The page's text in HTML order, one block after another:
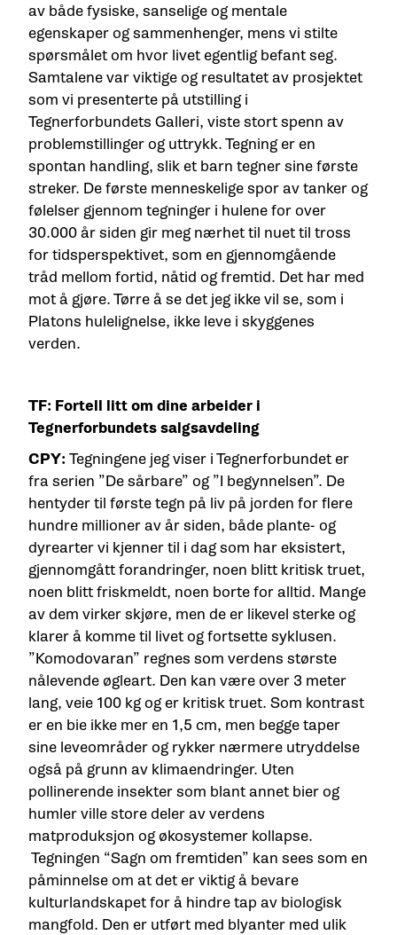
av både fysiske, sanselige og mentale
egenskaper og sammenhenger, mens vi stilte
spørsmålet om hvor livet egentlig befant seg.
Samtalene var viktige og resultatet av prosjektet
som vi presenterte på utstilling i
Tegnerforbundets Galleri, viste stort spenn av
problemstillinger og uttrykk. Tegning er en
spontan handling, slik et barn tegner sine første
streker. De første menneskelige spor av tanker og
følelser gjennom tegninger i hulene for over
30.000 år siden gir meg nærhet til nuet til tross
for tidsperspektivet, som en gjennomgående
tråd mellom fortid, nåtid og fremtid. Det har med
mot å gjøre. Tørre å se det jeg ikke vil se, som i
Platons hulelignelse, ikke leve i skyggenes
verden.
TF: Fortell litt om dine arbeider i
Tegnerforbundets salgsavdeling
CPY:Tegningene jeg viser i Tegnerforbundet er
fra serien ”De sårbare” og ”I begynnelsen”. De
hentyder til første tegn på liv på jorden for flere
hundre millioner av år siden, både plante- og
dyrearter vi kjenner til i dag som har eksistert,
gjennomgått forandringer, noen blitt kritisk truet,
noen blitt friskmeldt, noen borte for alltid. Mange
av dem virker skjøre, men de er likevel sterke og
klarer å komme til livet og fortsette syklusen.
”Komodovaran” regnes som verdens største
nålevende øgleart. Den kan være over 3 meter
lang, veie 100 kg og er kritisk truet. Som kontrast
er en bie ikke mer en 1,5 cm, men begge taper
sine leveområder og rykker nærmere utryddelse
også på grunn av klimaendringer. Uten
pollinerende insekter som blant annet bier og
humler ville store deler av verdens
matproduksjon og økosystemer kollapse.
Tegningen “Sagn om fremtiden” kan sees som en
påminnelse om at det er viktig å bevare
kulturlandskapet for å hindre tap av biologisk
mangfold. Den er utført med blyanter med ulik